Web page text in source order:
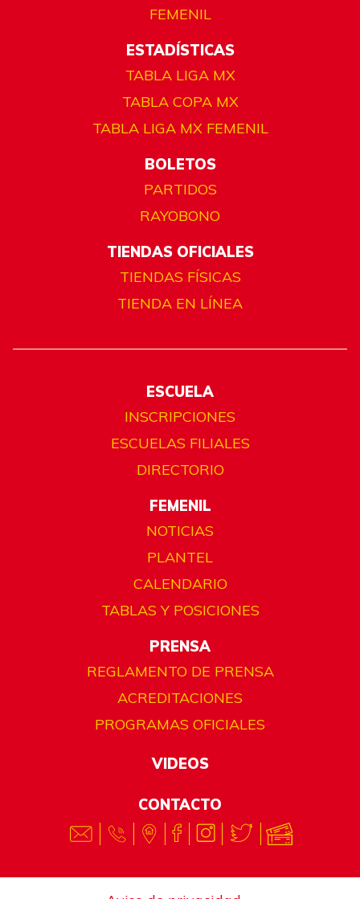
FEMENIL
ESTADÍSTICAS
TABLA LIGA MX
TABLA COPA MX
TABLA LIGA MX FEMENIL
BOLETOS
PARTIDOS
RAYOBONO
TIENDAS OFICIALES
TIENDAS FÍSICAS
TIENDA EN LÍNEA
ESCUELA
INSCRIPCIONES
ESCUELAS FILIALES
DIRECTORIO
FEMENIL
NOTICIAS
PLANTEL
CALENDARIO
TABLAS Y POSICIONES
PRENSA
REGLAMENTO DE PRENSA
ACREDITACIONES
PROGRAMAS OFICIALES
VIDEOS
CONTACTO